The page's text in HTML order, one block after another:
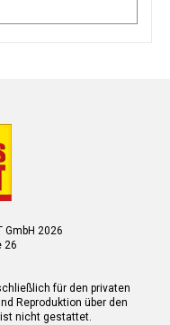
GmbH 2026
26
für den privaten
Reproduktion über den
nicht gestattet.